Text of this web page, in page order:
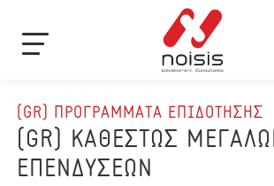
(GR) ΠΡΟΓΡΑΜΜΑΤΑ ΕΠΙΔΟΤΗΣΗΣ
(GR) ΚΑΘΕΣΤΩΣ
ΕΠΕΝΔΥΣΕΩΝ